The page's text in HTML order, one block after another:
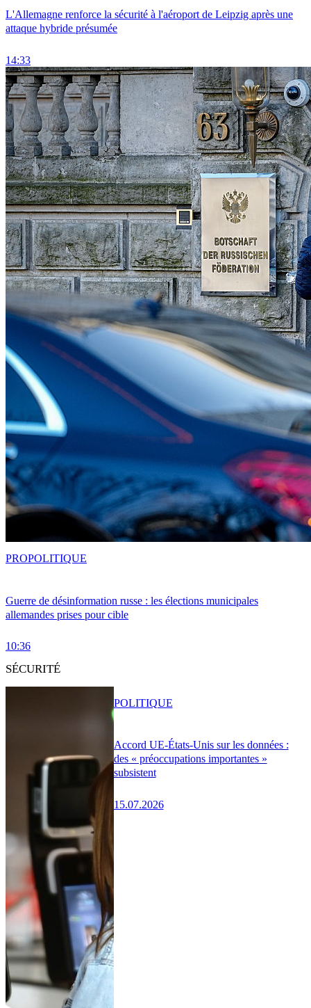
L'Allemagne renforce la sécurité à l'aéroport de Leipzig après une
attaque hybride présumée
14:33
Guerre de désinformation russe : les élections municipales
allemandes prises pour cible
10:36
PROPOLITIQUE
SÉCURITÉ
Accord UE-États-Unis sur les données :
des « préoccupations importantes »
subsistent
15.07.2026
POLITIQUE